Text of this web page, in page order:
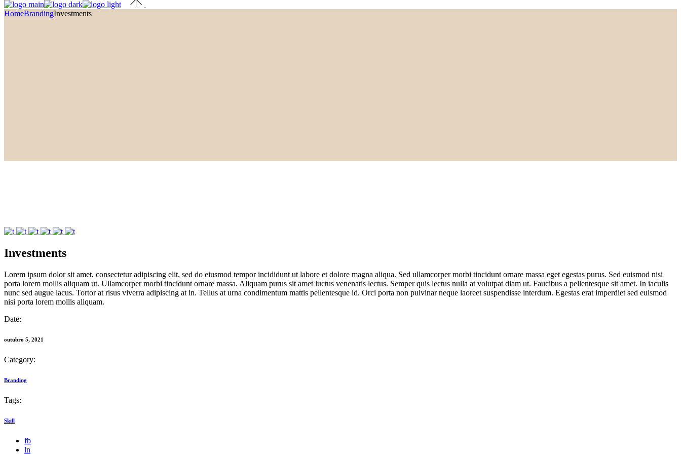
HomeBrandingInvestments
Investments
Lorem ipsum dolor sit amet, consectetur adipiscing elit, sed do eiusmod tempor incididunt ut labore et dolore magna aliqua. Sed ullamcorper morbi tincidunt ornare massa eget egestas purus. Sed euismod nisi
porta lorem mollis aliquam ut. Ullamcorper morbi tincidunt ornare massa. Aliquam purus sit amet luctus venenatis lectus. Semper quis lectus nulla at volutpat diam ut. Faucibus a pellentesque sit amet. In iaculis
nunc sed augue lacus. Tortor at risus viverra adipiscing at in. Tellus at urna condimentum mattis pellentesque id. Orci porta non pulvinar neque laoreet suspendisse interdum. Egestas erat imperdiet sed euismod
nisi porta lorem mollis aliquam.
Date:
outubro 5, 2021
Category:
Branding
Tags:
Skill
fb
ln